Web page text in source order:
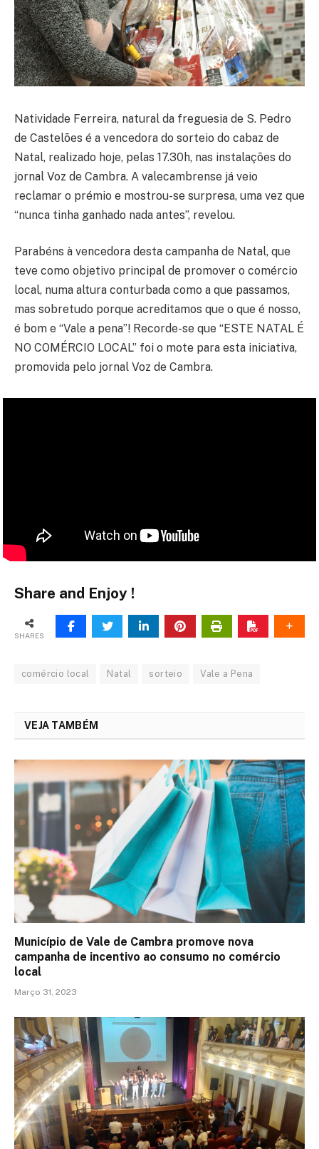
Natividade Ferreira, natural da freguesia de S. Pedro
de Castelões é a vencedora do sorteio do cabaz de
Natal, realizado hoje, pelas 17.30h, nas instalações do
jornal Voz de Cambra. A valecambrense já veio
reclamar o prémio e mostrou-se surpresa, uma vez que
“nunca tinha ganhado nada antes”, revelou.
Parabéns à vencedora desta campanha de Natal, que
teve como objetivo principal de promover o comércio
local, numa altura conturbada como a que passamos,
mas sobretudo porque acreditamos que o que é nosso,
é bom e “Vale a pena”! Recorde-se que “ESTE NATAL É
NO COMÉRCIO LOCAL” foi o mote para esta iniciativa,
promovida pelo jornal Voz de Cambra.
Share and Enjoy !
SHARES
comércio local Natal sorteio Vale a Pena
VEJA TAMBÉM
Município de Vale de Cambra promove nova
campanha de incentivo ao consumo no comércio
local
Março 31, 2023